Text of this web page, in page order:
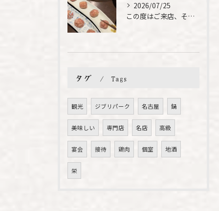
2026/07/25
この度はご来店、そして素敵なご紹介誠にありがとうございます✨...
タグ Tags
観光 ジブリパーク 名古屋 鍋
美味しい 専門店 名店 高級
宴会 接待 鶏肉 個室 地酒
栄